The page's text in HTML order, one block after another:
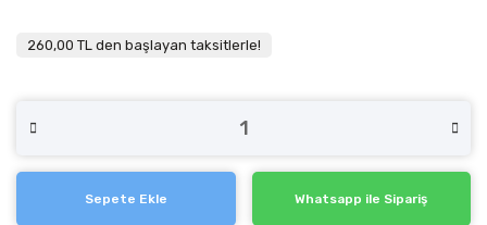
260,00 TL den başlayan taksitlerle!
Sepete Ekle Whatsapp ile Sipariş